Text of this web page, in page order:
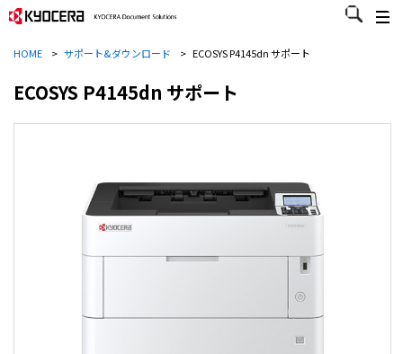
HOME > サポート&ダウンロード > ECOSYS P4145dn サポート
ECOSYS P4145dn サポート